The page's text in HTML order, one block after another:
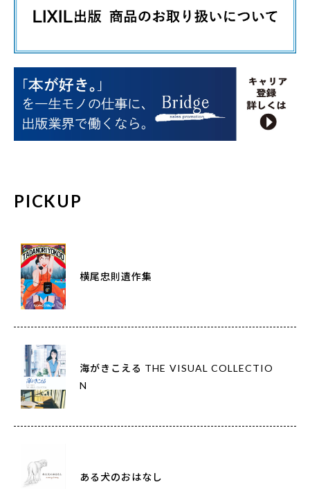
PICKUP
横尾忠則遺作集
海がきこえる THE VISUAL COLLECTIO
N
ある犬のおはなし